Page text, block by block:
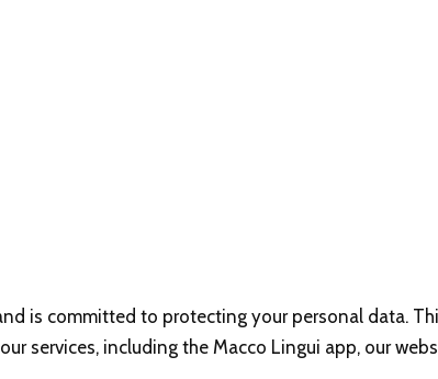
and is committed to protecting your personal data.
services, including the Macco Lingui app, our